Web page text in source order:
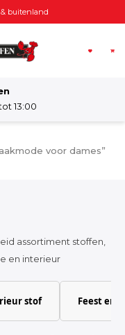
Voor 12:00 besteld,
13:00
voor dames”
assortiment stoffen,
en interieur
stof Feest en